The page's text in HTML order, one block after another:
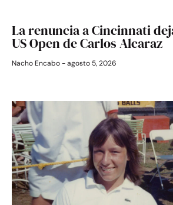
La renuncia a Cincinnati
US Open de Carlos Alcaraz
Nacho Encabo agosto 5, 2026